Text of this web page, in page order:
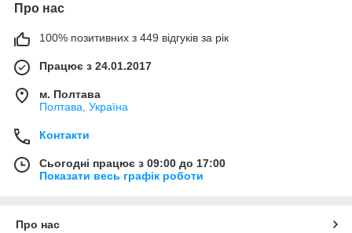
Про нас
100% позитивних з 449 відгуків за рік
Працює з 24.01.2017
м. Полтава
Полтава, Україна
Контакти
Сьогодні працює з 09:00 до 17:00
Показати весь графік роботи
Про нас